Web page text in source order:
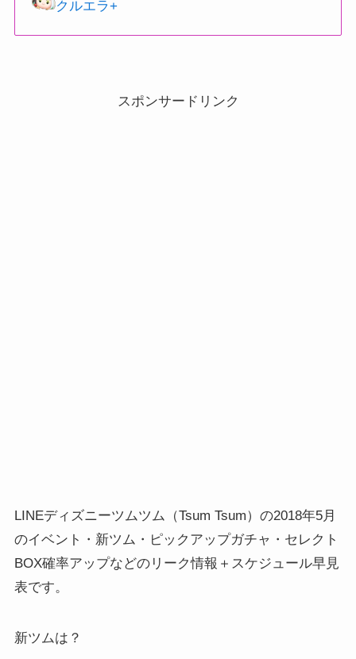
クルエラ+
スポンサードリンク
LINEディズニーツムツム（Tsum Tsum）の2018年5月
のイベント・新ツム・ピックアップガチャ・セレクト
BOX確率アップなどのリーク情報＋スケジュール早見
表です。
新ツムは？